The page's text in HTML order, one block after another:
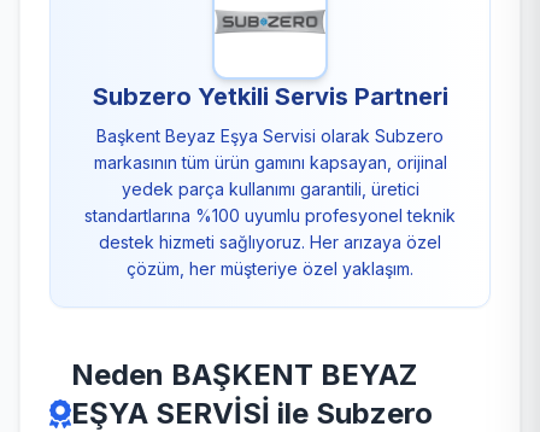
Subzero Yetkili Servis Partneri
Başkent Beyaz Eşya Servisi olarak Subzero
markasının tüm ürün gamını kapsayan, orijinal
yedek parça kullanımı garantili, üretici
standartlarına %100 uyumlu profesyonel teknik
destek hizmeti sağlıyoruz. Her arızaya özel
çözüm, her müşteriye özel yaklaşım.
Neden BAŞKENT BEYAZ
EŞYA SERVİSİ ile Subzero